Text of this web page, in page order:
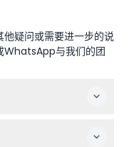
疑问或需要进一步的说
WhatsApp与我们的团
能会有变动—请在预